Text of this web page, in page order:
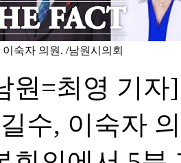
숙자 의원. /남원시의회
원=최영 기
수, 이숙자